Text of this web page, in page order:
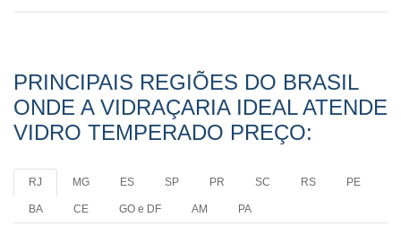
PRINCIPAIS REGIÕES DO BRASIL
ONDE A VIDRAÇARIA IDEAL ATENDE
VIDRO TEMPERADO PREÇO:
RJ MG ES SP PR SC RS PE
BA CE GO e DF AM PA